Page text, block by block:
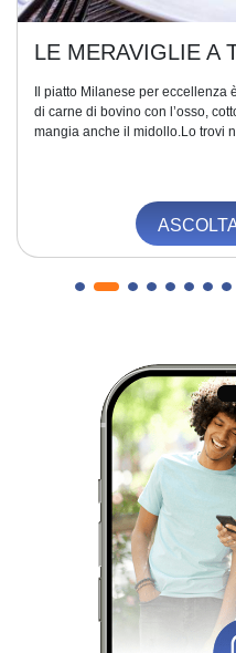
LE MERAVIGLIE A
Il piatto Milanese per eccellenza
di carne di bovino con l’osso,
mangia anche il midollo.Lo trovi